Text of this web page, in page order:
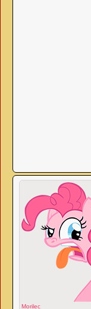
Morilec